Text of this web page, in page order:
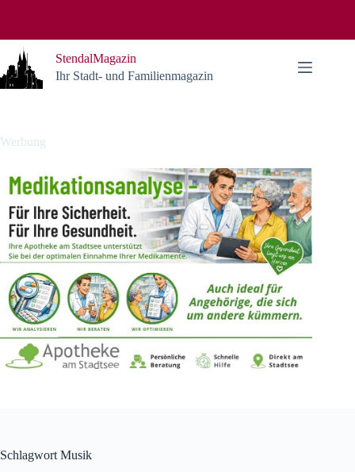
StendalMagazin
Ihr Stadt- und Familienmagazin
Werbung
Schlagwort Musik